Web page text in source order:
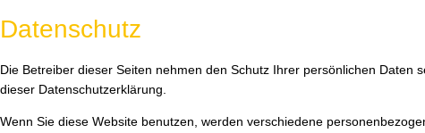
Datenschutz
Die Betreiber dieser Seiten nehmen den Schutz Ihrer persönlichen
dieser Datenschutzerklärung.
Wenn Sie diese Website benutzen, werden verschiedene